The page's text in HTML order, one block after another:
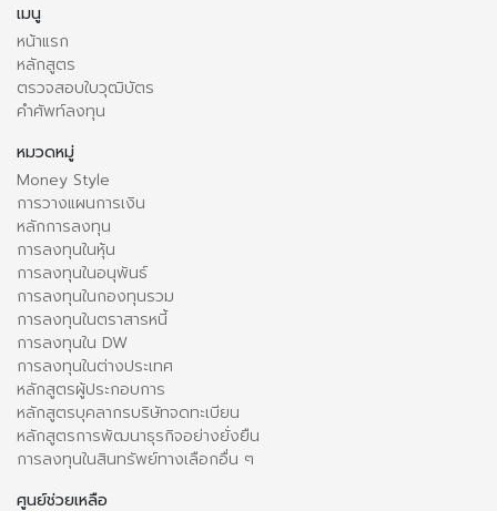
เมนู
หน้าแรก
หลักสูตร
ตรวจสอบใบวุฒิบัตร
คำศัพท์ลงทุน
หมวดหมู่
Money Style
การวางแผนการเงิน
หลักการลงทุน
การลงทุนในหุ้น
การลงทุนในอนุพันธ์
การลงทุนในกองทุนรวม
การลงทุนในตราสารหนี้
การลงทุนใน DW
การลงทุนในต่างประเทศ
หลักสูตรผู้ประกอบการ
หลักสูตรบุคลากรบริษัทจดทะเบียน
หลักสูตรการพัฒนาธุรกิจอย่างยั่งยืน
การลงทุนในสินทรัพย์ทางเลือกอื่น ๆ
ศูนย์ช่วยเหลือ